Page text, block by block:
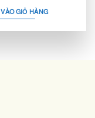
GIỎ HÀNG